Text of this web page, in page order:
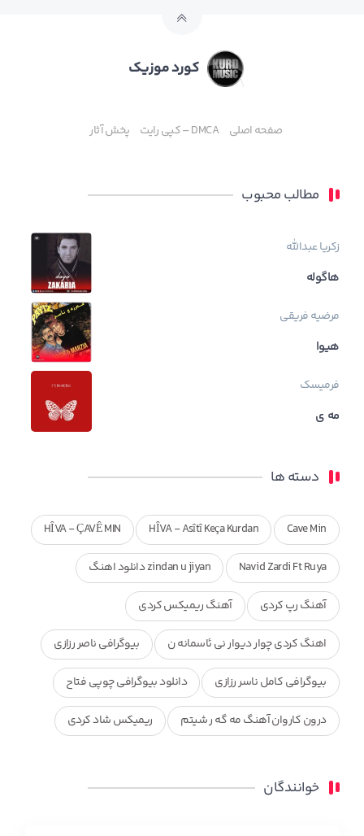
کورد موزیک
صفحه اصلی DMCA – کپی رایت پخش آثار
مطالب محبوب
زکریا عبدالله
هاگوله
مرضیه فریقی
هیوا
فرمیسک
مه ی
دسته ها
Cave Min
HÎVA - Asîtî Keça Kurdan
HÎVA - ÇAVÊ MIN
Navid Zardi Ft Ruya zindan u jiyan دانلود اهنگ
آهنگ رپ کردی آهنگ ریمیکس کردی
اهنگ کردی چوار دیوار نی ئاسمانه ن بیوگرافی ناصر رزازی
بیوگرافی کامل ناسر رزازی دانلود بیوگرافی چوپی فتاح
درون کاروان آهنگ مه گه ر شیتم ریمیکس شاد کردی
محمد جزا
خوانندگان